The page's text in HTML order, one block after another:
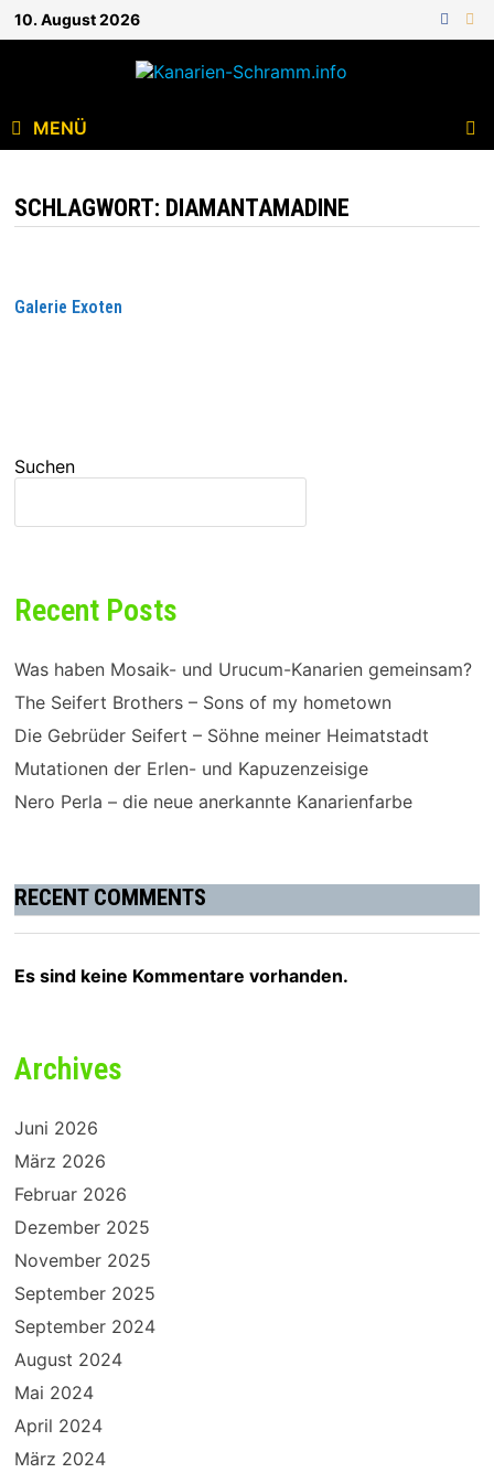
10. August 2026
MENÜ
SCHLAGWORT: DIAMANTAMADINE
Galerie Exoten
Suchen
Recent Posts
Was haben Mosaik- und Urucum-Kanarien gemeinsam?
The Seifert Brothers – Sons of my hometown
Die Gebrüder Seifert – Söhne meiner Heimatstadt
Mutationen der Erlen- und Kapuzenzeisige
Nero Perla – die neue anerkannte Kanarienfarbe
RECENT COMMENTS
Es sind keine Kommentare vorhanden.
Archives
Juni 2026
März 2026
Februar 2026
Dezember 2025
November 2025
September 2025
September 2024
August 2024
Mai 2024
April 2024
März 2024